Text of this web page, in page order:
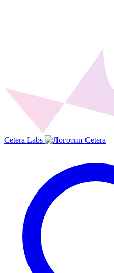
Cetera Labs